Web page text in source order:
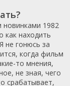
1982
как находить
не гонюсь за
когда фильм
то мнения,
не зная, чего
срабатывает,